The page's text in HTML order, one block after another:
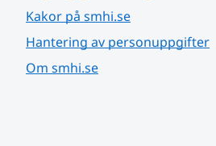
Kakor på smhi.se
Hantering av personuppgifter
Om smhi.se